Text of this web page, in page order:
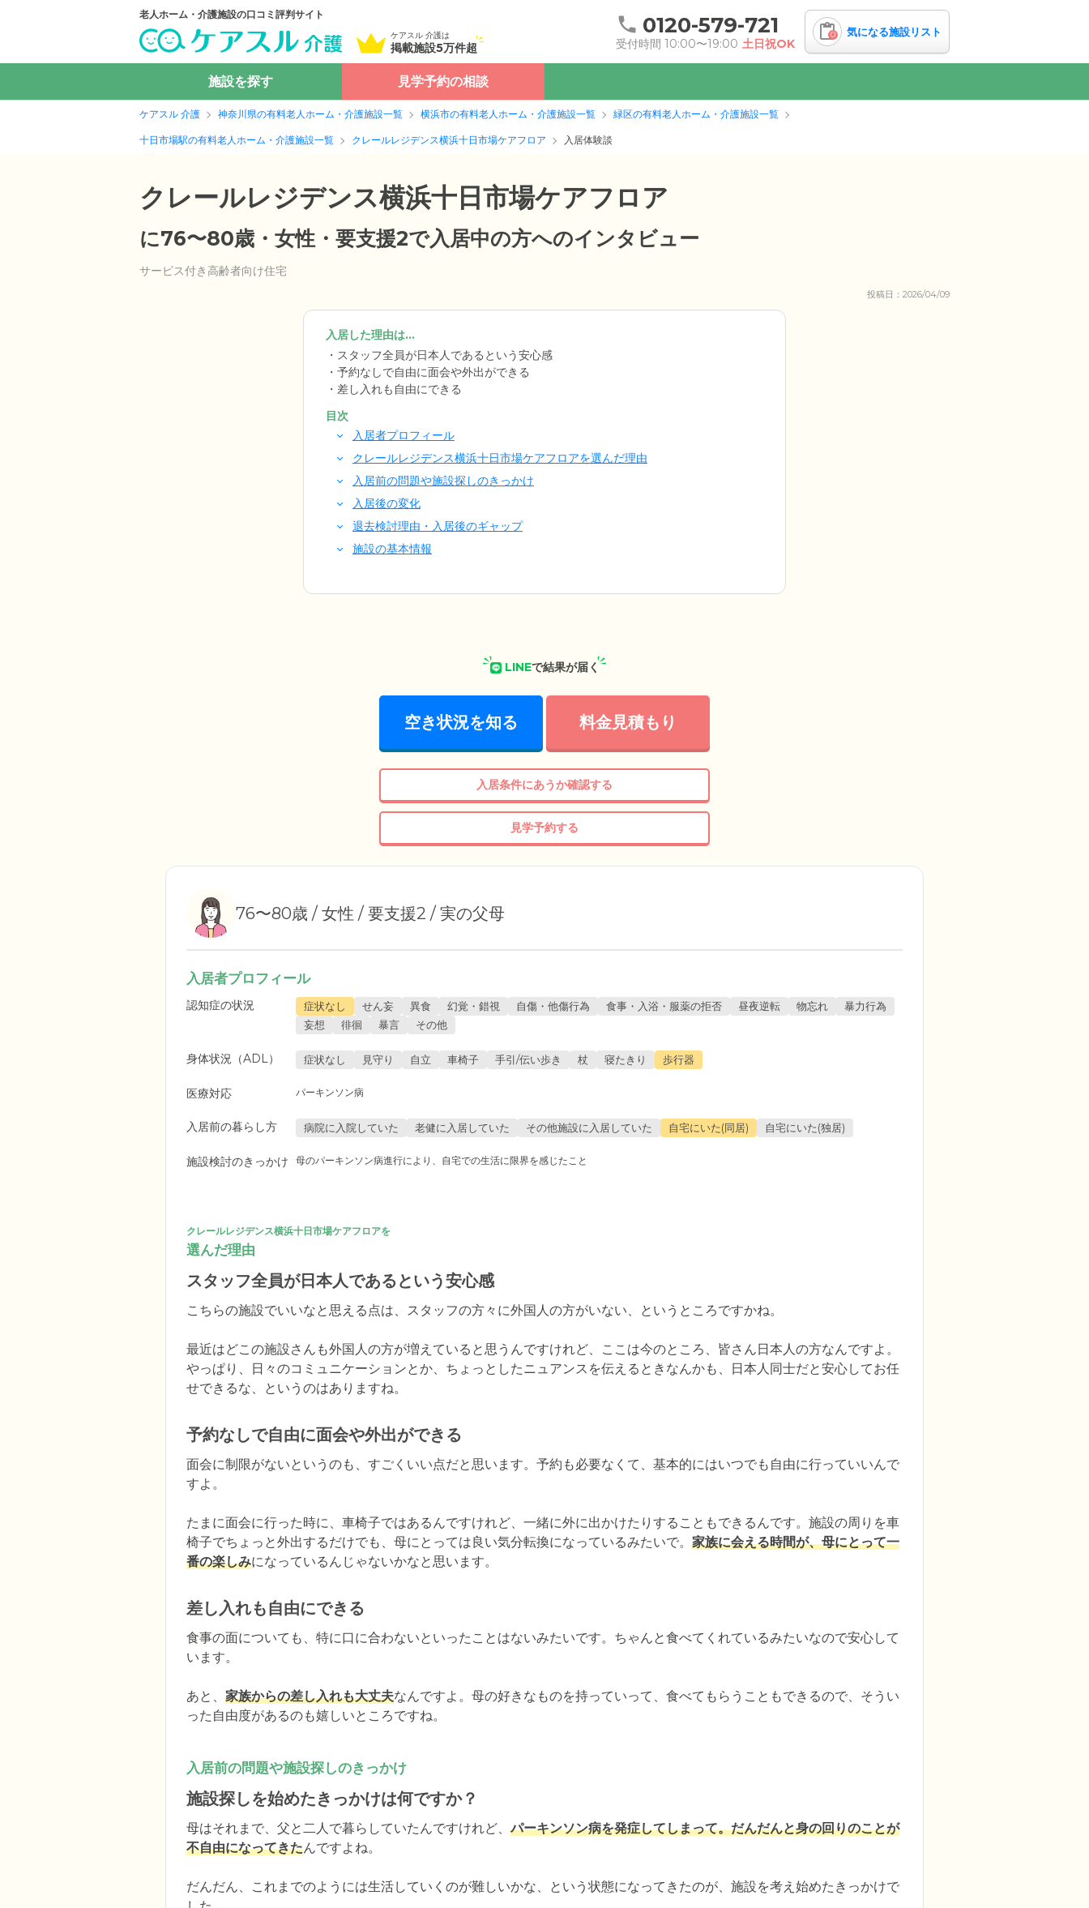
老人ホーム・介護施設の口コミ評判サイト
ケアスル 介護は
掲載施設5万件超
0120-579-721
受付時間 10:00〜19:00 土日祝OK
0 気になる施設リスト
施設を探す 見学予約の相談
ケアスル 介護 神奈川県の有料老人ホーム・介護施設一覧 横浜市の有料老人ホーム・介護施設一覧 緑区の有料老人ホーム・介護施設一覧
十日市場駅の有料老人ホーム・介護施設一覧 クレールレジデンス横浜十日市場ケアフロア 入居体験談
クレールレジデンス横浜十日市場ケアフロア
に76〜80歳・女性・要支援2で入居中の方へのインタビュー
サービス付き高齢者向け住宅
投稿日：2026/04/09
入居した理由は...
スタッフ全員が日本人であるという安心感
予約なしで自由に面会や外出ができる
差し入れも自由にできる
目次
入居者プロフィール
クレールレジデンス横浜十日市場ケアフロアを選んだ理由
入居前の問題や施設探しのきっかけ
入居後の変化
退去検討理由・入居後のギャップ
施設の基本情報
LINEで結果が届く
空き状況を知る 料金見積もり
入居条件にあうか確認する
見学予約する
76〜80歳 / 女性 / 要支援2 / 実の父母
入居者プロフィール
認知症の状況 症状なし せん妄 異食 幻覚・錯視 自傷・他傷行為 食事・入浴・服薬の拒否 昼夜逆転 物忘れ
暴力行為
妄想
徘徊 暴言 その他
身体状況（ADL） 症状なし 見守り 自立 車椅子 手引/伝い歩き 杖 寝たきり 歩行器
医療対応 パーキンソン病
入居前の暮らし方 病院に入院していた 老健に入居していた その他施設に入居していた 自宅にいた(同居) 自宅にいた(独居)
施設検討のきっかけ 母のパーキンソン病進行により、自宅での生活に限界を感じたこと
クレールレジデンス横浜十日市場ケアフロアを
選んだ理由
スタッフ全員が日本人であるという安心感
こちらの施設でいいなと思える点は、スタッフの方々に外国人の方がいない、というところですかね。
最近はどこの施設さんも外国人の方が増えていると思うんですけれど、ここは今のところ、皆さん日本人の方なんですよ。
やっぱり、日々のコミュニケーションとか、ちょっとしたニュアンスを伝えるときなんかも、日本人同士だと安心してお任
せできるな、というのはありますね。
予約なしで自由に面会や外出ができる
面会に制限がないというのも、すごくいい点だと思います。予約も必要なくて、基本的にはいつでも自由に行っていいんで
すよ。
たまに面会に行った時に、車椅子ではあるんですけれど、一緒に外に出かけたりすることもできるんです。施設の周りを車
椅子でちょっと外出するだけでも、母にとっては良い気分転換になっているみたいで。 家族に会える時間が、母にとって一
番の楽しみになっているんじゃないかなと思います。
差し入れも自由にできる
食事の面についても、特に口に合わないといったことはないみたいです。ちゃんと食べてくれているみたいなので安心して
います。
あと、 家族からの差し入れも大丈夫なんですよ。母の好きなものを持っていって、食べてもらうこともできるので、そうい
った自由度があるのも嬉しいところですね。
入居前の問題や施設探しのきっかけ
施設探しを始めたきっかけは何ですか？
母はそれまで、父と二人で暮らしていたんですけれど、 パーキンソン病を発症してしまって。だんだんと身の回りのことが
不自由になってきたんですよね。
だんだん、これまでのようには生活していくのが難しいかな、という状態になってきたのが、施設を考え始めたきっかけで